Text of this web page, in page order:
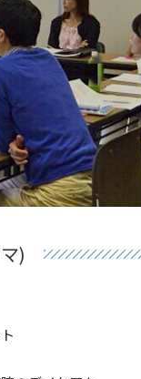
)